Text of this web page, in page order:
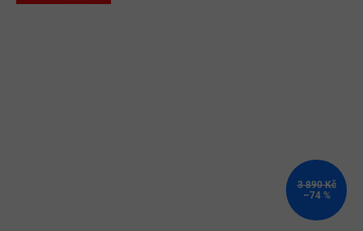
3 890 Kč
–74 %